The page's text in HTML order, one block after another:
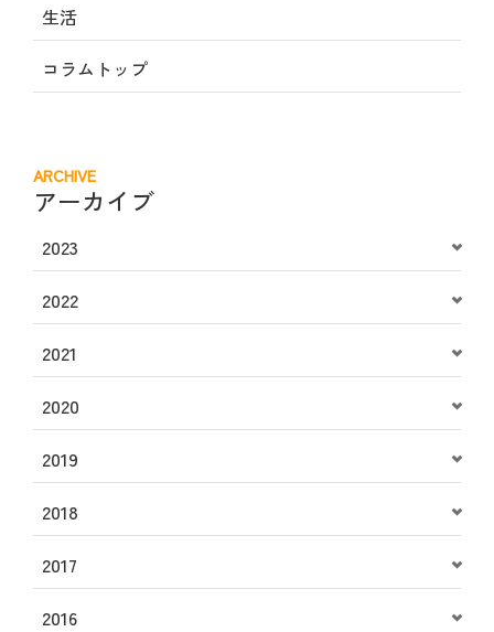
生活
コラムトップ
ARCHIVE
アーカイブ
2023
2022
2021
2020
2019
2018
2017
2016